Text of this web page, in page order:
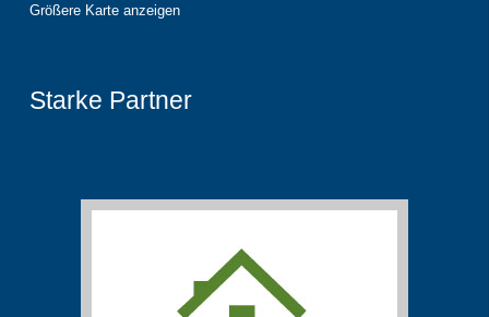
Größere Karte anzeigen
Starke Partner